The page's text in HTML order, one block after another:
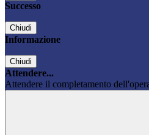
Successo
Chiudi
Informazione
Chiudi
Attendere...
Attendere il completamento